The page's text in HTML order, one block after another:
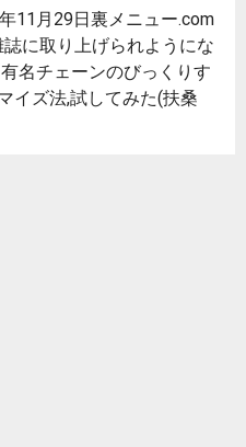
11月29日裏メニュー.com
に取り上げられようにな
名チェーンのびっくりす
イズ法,試してみた(扶桑